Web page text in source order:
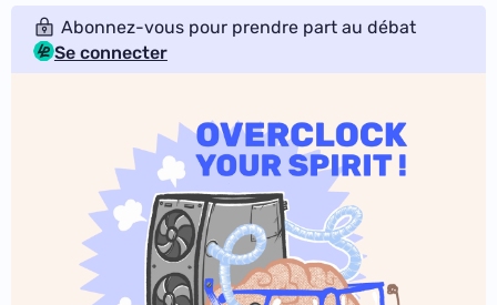
Abonnez-vous pour prendre part au débat
Se connecter